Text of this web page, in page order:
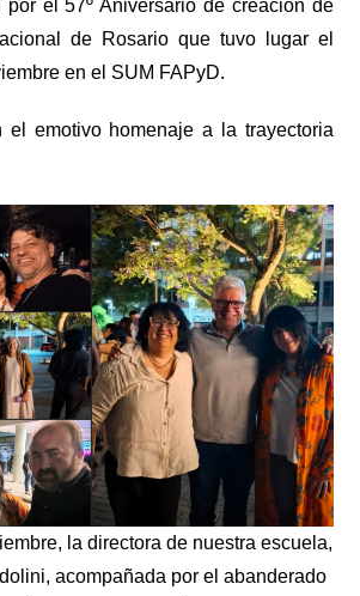
el 57º Aniversario de creación de
de Rosario que tuvo lugar el
en el SUM FAPyD.
el emotivo homenaje a la trayectoria
la directora de nuestra escuela,
acompañada por el abanderado